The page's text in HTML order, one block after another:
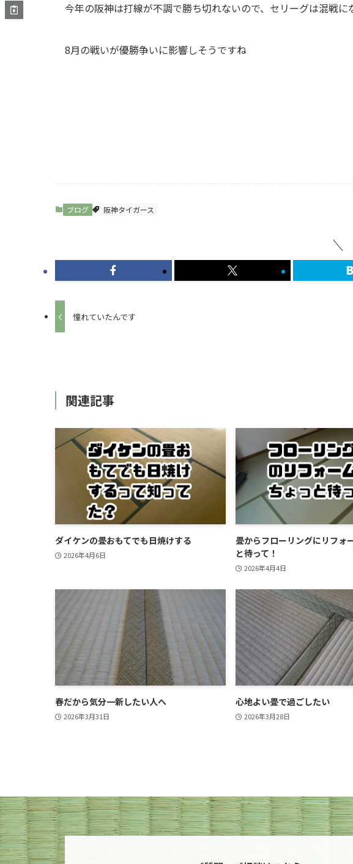
今年の阪神は打線が不調で勝ち切れないので、セリーグは混戦に
8月の戦いが優勝争いに影響しそうですね
ブログ 阪神タイガース
憧れていたんです
関連記事
ダイケンの畳おもてでも日焼けする
2026年4月6日
畳からフローリングにリフォ
と待って！
2026年4月4日
春だから気分一新したい人へ
2026年3月31日
心地よい畳で過ごしたい
2026年3月28日